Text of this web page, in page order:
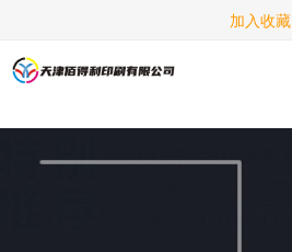
加入收藏
海报印刷
服务项目